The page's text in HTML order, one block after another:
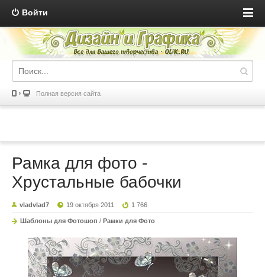
Войти
Полная версия сайта
Рамка для фото -
Хрустальные бабочки
vladvlad7 19 октября 2011 1 766
Шаблоны для Фотошоп / Рамки для Фото